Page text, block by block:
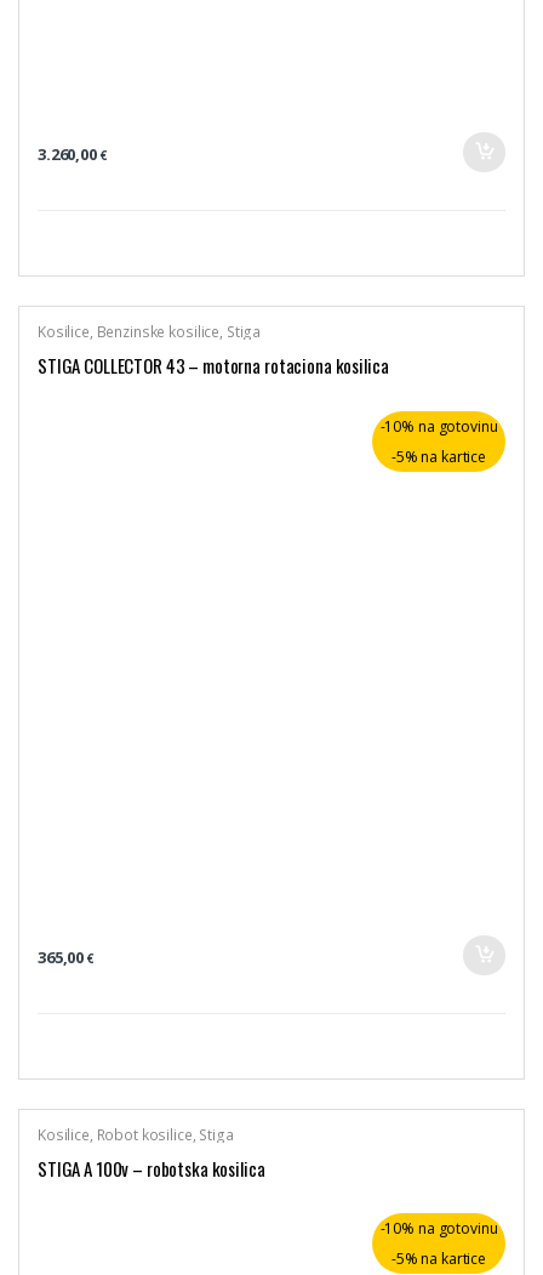
3.260,00 €
Kosilice, Benzinske kosilice, Stiga
STIGA COLLECTOR 43 – motorna rotaciona kosilica
-10% na gotovinu
-5% na kartice
365,00€
Kosilice, Robot kosilice, Stiga
STIGA A 100v – robotska kosilica
-10% na gotovinu
-5% na kartice